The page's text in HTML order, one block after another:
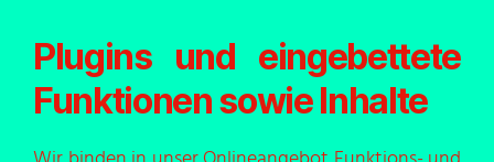
Plugins und eingebettete
Funktionen sowie Inhalte